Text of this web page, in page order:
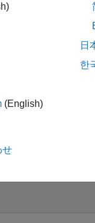
(English)
日
한
せ